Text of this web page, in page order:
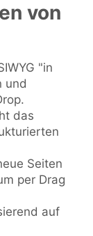
von
"in
und
das
Seiten
per Drag
auf